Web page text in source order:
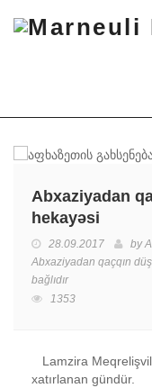
Abxaziyadan
hekayəsi
28.09.2017 by
Abxaziyadan qaçqın
bağlıdır
1353
Lamzira
xatırlanan gündür.